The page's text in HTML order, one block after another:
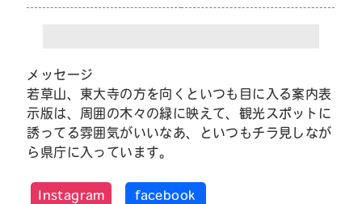
メッセージ
若草山、東大寺の方を向くといつも目に入る案内表
示版は、周囲の木々の緑に映えて、観光スポットに
誘ってる雰囲気がいいなあ、といつもチラ見しなが
ら県庁に入っています。
Instagram facebook